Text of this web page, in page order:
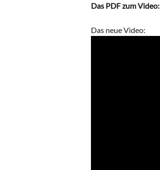
Das PDF zum Video:
Das neue Video: